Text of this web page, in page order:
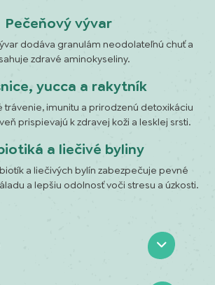
Pečeňový vývar
dodáva granulám neodolateľnú chuť a
zdravé aminokyseliny.
yucca a rakytník
trávenie, imunitu a prirodzenú detoxikáciu
prispievajú k zdravej koži a lesklej srsti.
a liečivé byliny
a liečivých bylín zabezpečuje pevné
a lepšiu odolnosť voči stresu a úzkosti.